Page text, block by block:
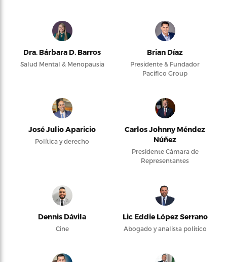
Dra. Bárbara D. Barros
Salud Mental & Menopausia
Brian Díaz
Presidente & Fundador
Pacifico Group
José Julio Aparicio
Política y derecho
Carlos Johnny Méndez
Núñez
Presidente Cámara de
Representantes
Dennis Dávila
Cine
Lic Eddie López Serrano
Abogado y analista político